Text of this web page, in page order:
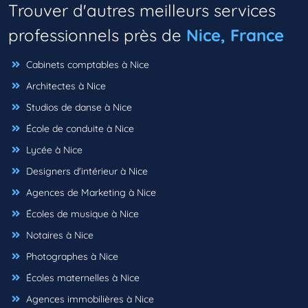
Trouver d'autres meilleurs services
professionnels près de Nice, France
Cabinets comptables à Nice
Architectes à Nice
Studios de danse à Nice
École de conduite à Nice
Lycée à Nice
Designers d'intérieur à Nice
Agences de Marketing à Nice
Écoles de musique à Nice
Notaires à Nice
Photographes à Nice
Écoles maternelles à Nice
Agences immobilières à Nice